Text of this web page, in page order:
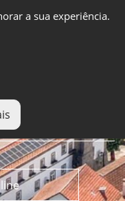
a sua experiência.